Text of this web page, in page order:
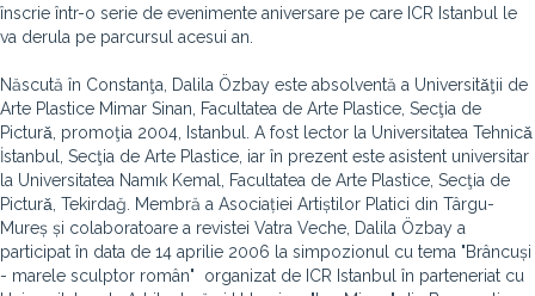
înscrie într-o serie de evenimente aniversare pe care ICR Istanbul le
va derula pe parcursul acesui an.
Născută în Constanţa, Dalila Özbay este absolventă a Universitǎţii de
Arte Plastice Mimar Sinan, Facultatea de Arte Plastice, Secţia de
Picturǎ, promoţia 2004, Istanbul. A fost lector la Universitatea Tehnicǎ
İstanbul, Secţia de Arte Plastice, iar în prezent este asistent universitar
la Universitatea Namık Kemal, Facultatea de Arte Plastice, Secţia de
Picturǎ, Tekirdağ. Membră a Asociației Artiștilor Platici din Târgu-
Mureș și colaboratoare a revistei Vatra Veche, Dalila Özbay a
participat în data de 14 aprilie 2006 la simpozionul cu tema "Brâncuși
- marele sculptor român" organizat de ICR Istanbul în parteneriat cu